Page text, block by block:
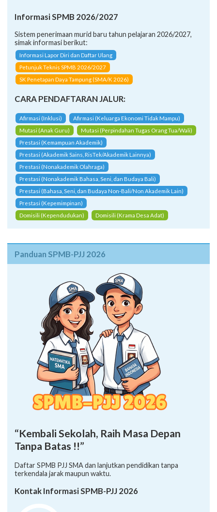
Informasi SPMB 2026/2027
Sistem penerimaan murid baru tahun pelajaran 2026/2027,
simak informasi berikut:
Informasi Lapor Diri dan Daftar Ulang
Petunjuk Teknis SPMB 2026/2027
SK Penetapan Daya Tampung (SMA/K 2026)
CARA PENDAFTARAN JALUR:
Afirmasi (Inklusi)
Afirmasi (Keluarga Ekonomi Tidak Mampu)
Mutasi (Anak Guru)
Mutasi (Perpindahan Tugas Orang Tua/Wali)
Prestasi (Kemampuan Akademik)
Prestasi (Akademik Sains, RisTek/Akademik Lainnya)
Prestasi (Nonakademik Olahraga)
Prestasi (Nonakademik Bahasa, Seni, dan Budaya Bali)
Prestasi (Bahasa, Seni, dan Budaya Non-Bali/Non Akademik Lain)
Prestasi (Kepemimpinan)
Domisili (Kependudukan)
Domisili (Krama Desa Adat)
Panduan SPMB-PJJ 2026
“Kembali Sekolah, Raih Masa Depan
Tanpa Batas !!”
Daftar SPMB PJJ SMA dan lanjutkan pendidikan tanpa
terkendala jarak maupun waktu.
Kontak Informasi SPMB-PJJ 2026